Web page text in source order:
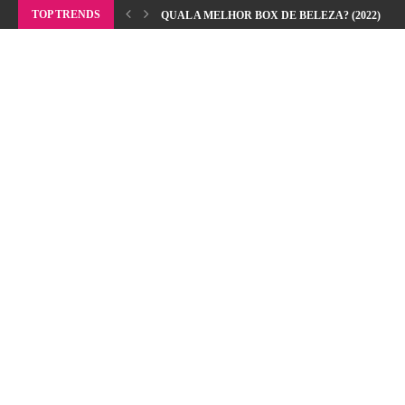
TOP TRENDS QUAL A MELHOR BOX DE BELEZA? (2022)